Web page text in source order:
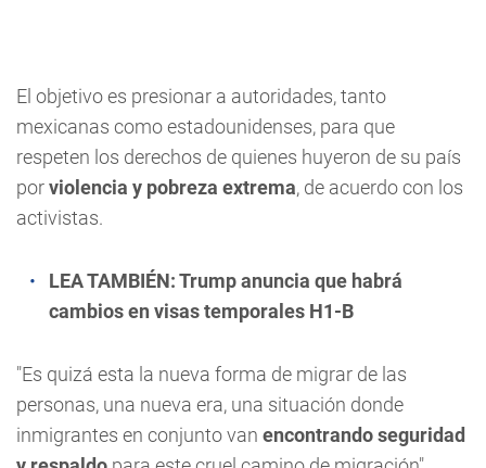
El objetivo es presionar a autoridades, tanto
mexicanas como estadounidenses, para que
respeten los derechos de quienes huyeron de su país
porviolencia y pobreza extrema, de acuerdo con los
activistas.
LEA TAMBIÉN:Trump anuncia que habrá
cambios en visas temporales H1-B
"Es quizá esta la nueva forma de migrar de las
personas, una nueva era, una situación donde
inmigrantes en conjunto van encontrando seguridad